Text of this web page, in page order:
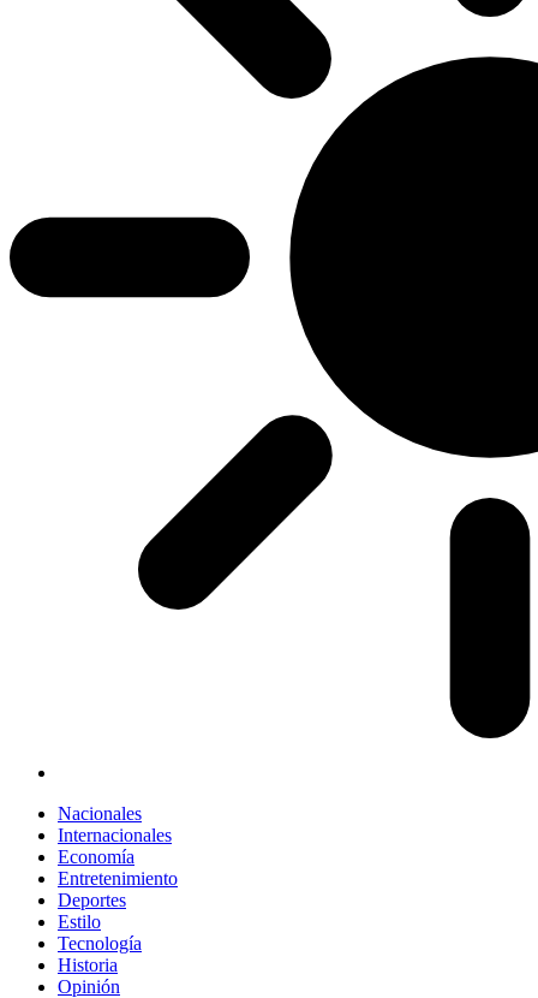
Nacionales
Internacionales
Economía
Entretenimiento
Deportes
Estilo
Tecnología
Historia
Opinión